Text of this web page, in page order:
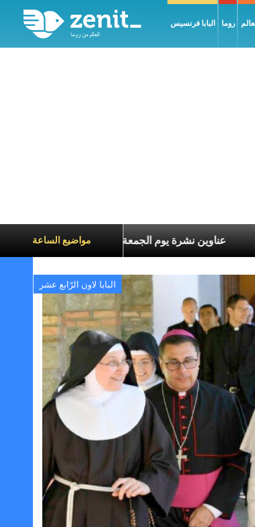
البابا فرنسيس روما
مواضيع الساعةعناوين نشرة يوم الجمعة 7 آب 2026: السلام يُبنى بصبر يومًا بعد يوم الآخرين
البابا لاون الرّابع عشر